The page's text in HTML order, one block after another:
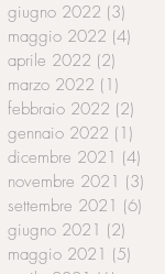
giugno 2022 (3)
maggio 2022 (4)
aprile 2022 (2)
marzo 2022 (1)
febbraio 2022 (2)
gennaio 2022 (1)
dicembre 2021 (4)
novembre 2021 (3)
settembre 2021 (6)
giugno 2021 (2)
maggio 2021 (5)